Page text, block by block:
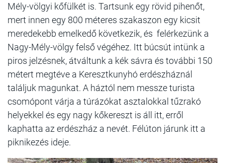
Mély-völgyi kőfülkét is. Tartsunk egy rövid pihenőt,
mert innen egy 800 méteres szakaszon egy kicsit
meredekebb emelkedő következik, és felérkezünk a
Nagy-Mély-völgy felső végéhez. Itt búcsút intünk a
piros jelzésnek, átváltunk a kék sávra és további 150
métert megtéve a Keresztkunyhó erdészháznál
találjuk magunkat. A háztól nem messze turista
csomópont várja a túrázókat asztalokkal tűzrakó
helyekkel és egy nagy kőkereszt is áll itt, erről
kaphatta az erdészház a nevét. Félúton járunk itt a
piknikezés ideje.